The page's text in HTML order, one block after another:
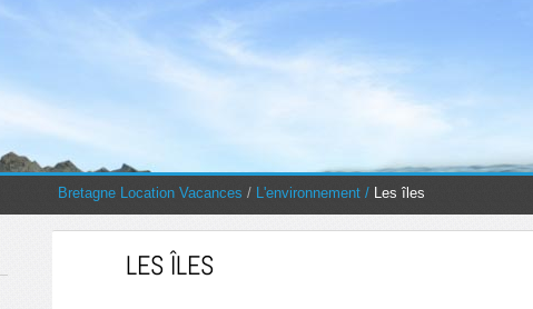
You are here:
Bretagne Location Vacances / L'environnement / Les îles
LES ÎLES